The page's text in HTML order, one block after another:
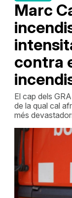
Marc
contra
El cap dels
de la qual cal
més